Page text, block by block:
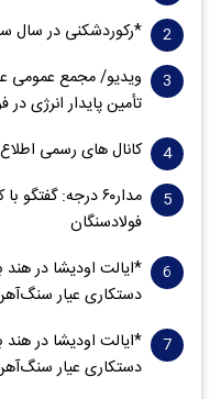
*رکوردشکنی در
ویدیو/ مجمع عمومی
تأمین پایدار انرژی در
کانال های رسمی
مدار‌۶٠ درجه:
فولادسنگان
*ایالت اودیشا در
دستکاری عیار
*ایالت اودیشا در
دستکاری عیار